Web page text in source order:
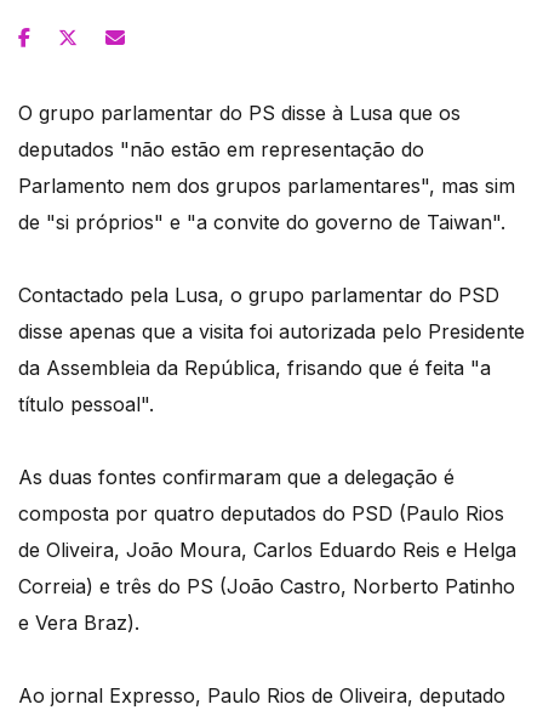
O grupo parlamentar do PS disse à Lusa que os
deputados "não estão em representação do
Parlamento nem dos grupos parlamentares", mas sim
de "si próprios" e "a convite do governo de Taiwan".
Contactado pela Lusa, o grupo parlamentar do PSD
disse apenas que a visita foi autorizada pelo Presidente
da Assembleia da República, frisando que é feita "a
título pessoal".
As duas fontes confirmaram que a delegação é
composta por quatro deputados do PSD (Paulo Rios
de Oliveira, João Moura, Carlos Eduardo Reis e Helga
Correia) e três do PS (João Castro, Norberto Patinho
e Vera Braz).
Ao jornal Expresso, Paulo Rios de Oliveira, deputado